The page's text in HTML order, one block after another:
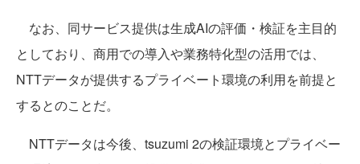
なお、同サービス提供は生成AIの評価・検証を主目的
としており、商用での導入や業務特化型の活用では、
NTTデータが提供するプライベート環境の利用を前提と
するとのことだ。
NTTデータは今後、tsuzumi 2の検証環境とプライベー